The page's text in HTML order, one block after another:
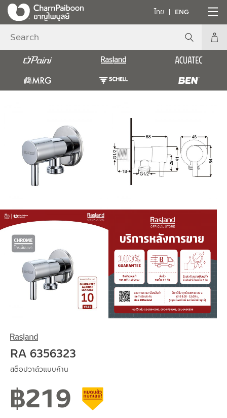
ไทย ENG
RA 6356323
สต็อปวาล์วแบบก้าน
฿219